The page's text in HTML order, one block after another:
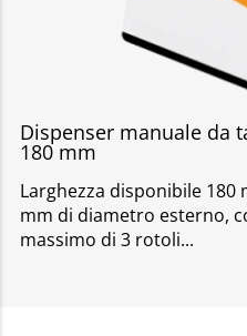
Dispenser manuale da
180 mm
Larghezza disponibile
mm di diametro esterno,
massimo di 3 rotoli